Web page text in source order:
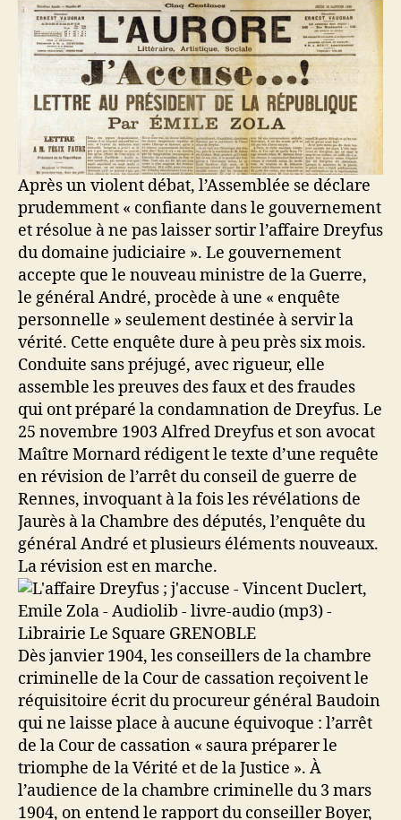
Après un violent débat, l’Assemblée se déclare
prudemment « confiante dans le gouvernement
et résolue à ne pas laisser sortir l’affaire Dreyfus
du domaine judiciaire ». Le gouvernement
accepte que le nouveau ministre de la Guerre,
le général André, procède à une « enquête
personnelle » seulement destinée à servir la
vérité. Cette enquête dure à peu près six mois.
Conduite sans préjugé, avec rigueur, elle
assemble les preuves des faux et des fraudes
qui ont préparé la condamnation de Dreyfus. Le
25 novembre 1903 Alfred Dreyfus et son avocat
Maître Mornard rédigent le texte d’une requête
en révision de l’arrêt du conseil de guerre de
Rennes, invoquant à la fois les révélations de
Jaurès à la Chambre des députés, l’enquête du
général André et plusieurs éléments nouveaux.
La révision est en marche.
Dès janvier 1904, les conseillers de la chambre
criminelle de la Cour de cassation reçoivent le
réquisitoire écrit du procureur général Baudoin
qui ne laisse place à aucune équivoque : l’arrêt
de la Cour de cassation « saura préparer le
triomphe de la Vérité et de la Justice ». À
l’audience de la chambre criminelle du 3 mars
1904, on entend le rapport du conseiller Boyer,